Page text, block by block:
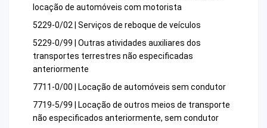
locação de automóveis com motorista
5229-0/02 | Serviços de reboque de veículos
5229-0/99 | Outras atividades auxiliares dos
transportes terrestres não especificadas
anteriormente
7711-0/00 | Locação de automóveis sem condutor
7719-5/99 | Locação de outros meios de transporte
não especificados anteriormente, sem condutor